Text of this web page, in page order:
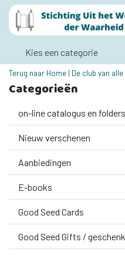
Kies een categorie
Terug naar Home | De club van
Categorieën
on-line catalogus en folders
Nieuw verschenen
Aanbiedingen
E-books
Good Seed Cards